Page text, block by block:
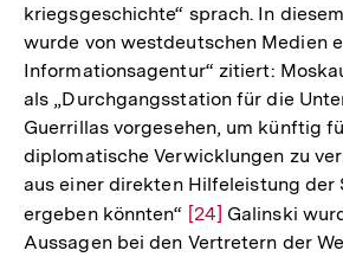
kriegsgeschichte“ sprach. In
wurde von westdeutschen Medien
Informationsagentur“ zitiert:
als „Durchgangsstation für die
Guerrillas vorgesehen, um künftig
diplomatische Verwicklungen zu
aus einer direkten Hilfeleistung der
ergeben könnten“ Zur
Auflösung
[24] Galinski
Aussagen bei den Vertretern der